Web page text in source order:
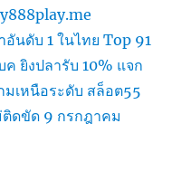
อันดับ 1 ในไทย Top 91
ยิงปลารับ 10% แจก
มเหนือระดับ สล็อต55
ติดขัด 9 กรกฎาคม